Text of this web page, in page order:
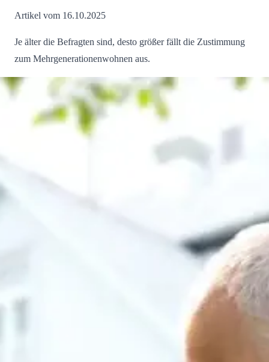
Artikel vom 16.10.2025
Je älter die Befragten sind, desto größer fällt die Zustimmung
zum Mehrgenerationenwohnen aus.